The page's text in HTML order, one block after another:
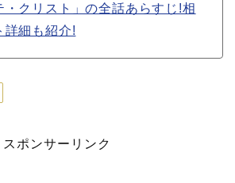
・クリスト」の全話あらすじ!相
詳細も紹介!
スポンサーリンク